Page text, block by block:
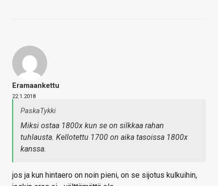
Eramaankettu
22.1.2018
PaskaTykki
Miksi ostaa 1800x kun se on silkkaa rahan
tuhlausta. Kellotettu 1700 on aika tasoissa 1800x
kanssa.
jos ja kun hintaero on noin pieni, on se sijotus kulkuihin,